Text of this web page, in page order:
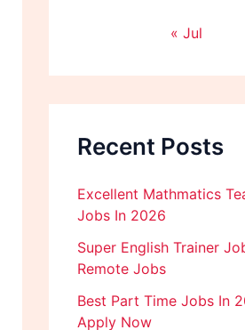
« Jul
Recent Posts
Excellent Mathmatics
Jobs In 2026
Super English Trainer
Remote Jobs
Best Part Time Jobs In
Apply Now